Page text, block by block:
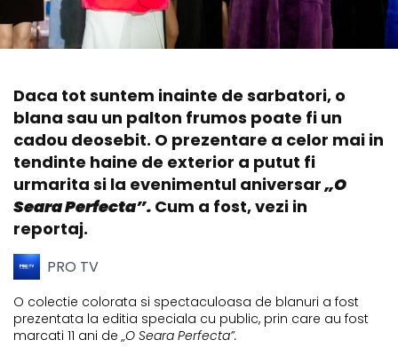
Daca tot suntem inainte de sarbatori, o
blana sau un palton frumos poate fi un
cadou deosebit. O prezentare a celor mai in
tendinte haine de exterior a putut fi
urmarita si la evenimentul aniversar„O
Seara Perfecta”. Cum a fost, vezi in
reportaj.
PRO TV
O colectie colorata si spectaculoasa de blanuri a fost
prezentata la editia speciala cu public, prin care au fost
marcati 11 ani de „O Seara Perfecta”.